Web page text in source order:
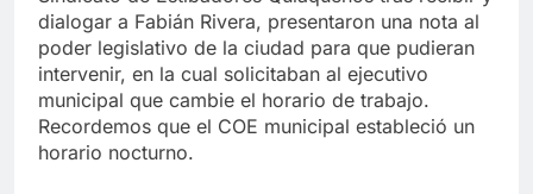
dialogar a Fabián Rivera, presentaron una nota al
poder legislativo de la ciudad para que pudieran
intervenir, en la cual solicitaban al ejecutivo
municipal que cambie el horario de trabajo.
Recordemos que el COE municipal estableció un
horario nocturno.